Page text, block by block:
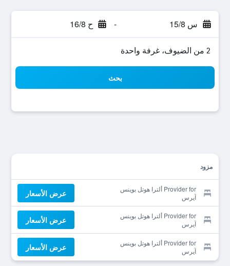
س 15/8 - ح 16/8
2 من الضيوف، غرفة واحدة
بحث
مزود
Provider for ألترا هوتل بوينس
آيرس
عرض الأسعار
Provider for ألترا هوتل بوينس
آيرس
عرض الأسعار
Provider for ألترا هوتل بوينس
آيرس
عرض الأسعار